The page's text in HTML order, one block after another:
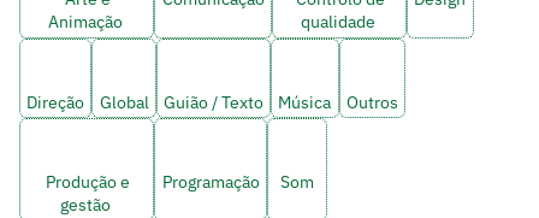
Animação
qualidade
Direção Global Guião / Texto Música Outros
Produção e
gestão
Programação Som